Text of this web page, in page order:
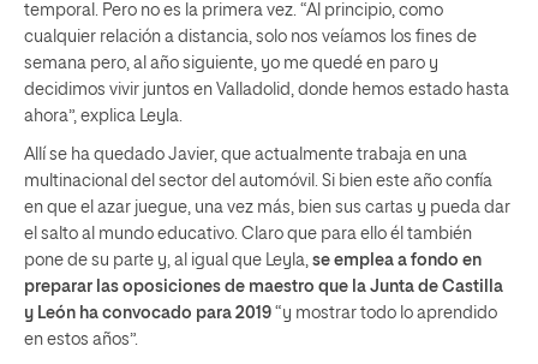
temporal. Pero no es la primera vez. “Al principio, como
cualquier relación a distancia, solo nos veíamos los fines de
semana pero, al año siguiente, yo me quedé en paro y
decidimos vivir juntos en Valladolid, donde hemos estado hasta
ahora”, explica Leyla.
Allí se ha quedado Javier, que actualmente trabaja en una
multinacional del sector del automóvil. Si bien este año confía
en que el azar juegue, una vez más, bien sus cartas y pueda dar
el salto al mundo educativo. Claro que para ello él también
pone de su parte y, al igual que Leyla, se emplea a fondo en
preparar las oposiciones de maestro que la Junta de Castilla
y León ha convocado para 2019 “y mostrar todo lo aprendido
en estos años”.